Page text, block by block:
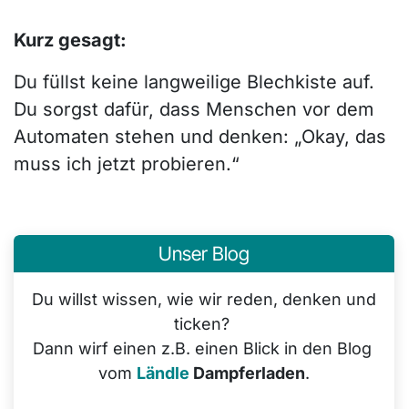
Kurz gesagt:
Du füllst keine langweilige Blechkiste auf.
Du sorgst dafür, dass Menschen vor dem
Automaten stehen und denken: „Okay, das
muss ich jetzt probieren.“
Unser Blog
Du willst wissen, wie wir reden, denken und
ticken?
Dann wirf einen z.B. einen Blick in den Blog
vom Ländle Dampferladen.